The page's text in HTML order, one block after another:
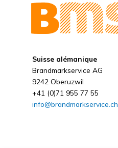
Suisse alémanique
Brandmarkservice AG
9242 Oberuzwil
+41 (0)71 955 77 55
info@brandmarkservice.ch